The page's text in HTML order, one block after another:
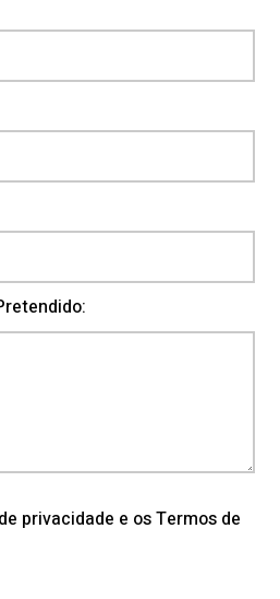
privacidade e os Termos de